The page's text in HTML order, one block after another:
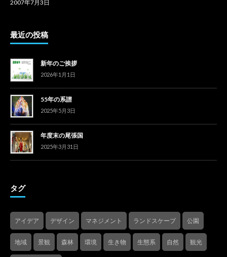
2007年7月3日
最近の投稿
新年のご挨拶
2026年1月1日
55年の系譜
2025年5月3日
年度末の尾張国
2025年3月31日
タグ
アイデア デザイン マネジメント ランドスケープ 公園
地域 景観 森林 環境 生き物 生態系 自然 観光